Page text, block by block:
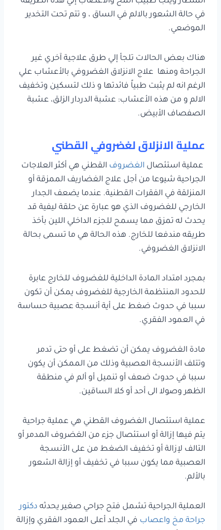
في حالة الشعور بالالم في الساق ، و تتم تحت التخدير
الموضعي.
هناك بعض الحالات تلجأ إلي طرق علاجية آخري غير
الجراحة ومنها علاج الانزلاق الغضروفي بالأعشاب علي
الرغم انه لم يثبت طبياً فائدتها و ذلك لتسكين وتخفيف
الالم و من هذه الأعشاب: عشبة الدردار الزلق، عشبة
الصفصاف الأبيض.
عملية الانزلاق لغضروفي القطني
عملية استئصال الغضروف القطني هي أكثر العلاجات
الجراحية شيوعا من أجل علاج الغضاريف الممزقة أو
المنزلقة في الفقرات القطنية. عندما يضعف الجدار
الخارجي للغضروف الذي هو عبارة عن حلقة ليفية قد
يحدث له تمزق مما يسمح للجزء الداخلي اللين بأخذ
طريقه مندفعا للخارج. هذه الحالة هي ما تسمى بحالة
الانزلاق الغضروفي.
بمجرد امتداد المادة الداخلية للغضروف للخارج عابرة
للحدود المنتظمة الخارجية للغضروف يمكن أن تكون
سببا في حدوث ضغط على أية أنسجة عصبية حساسة
في العمود الفقري.
مادة الغضروف يمكن أن تضغط على أو حتى تدمر
وتتلف الأنسجة العصبية وذلك من الممكن أن يكون
سببا في حدوث ضعف أو تنميل أو ألم في منطقة
الظهر وصولا الى أحد أو كلا الساقين.
عملية استئصال الغضروف القطني هي عملية جراحية
يتم فيها إزالة أو استئصال جزء من الغضروف المدمر أو
التالف لإزالة أو تخفيف الضغط من على الأنسجة
العصبية مما يكون سببا في تخفيف أو إزالة الشعور
بالألم.
العملية الجراحية تشمل فتح جراحي صغير يحدثه دكتور
جراحة مخ واعصاب في الجلد أعلى العمود الفقري وإزالة